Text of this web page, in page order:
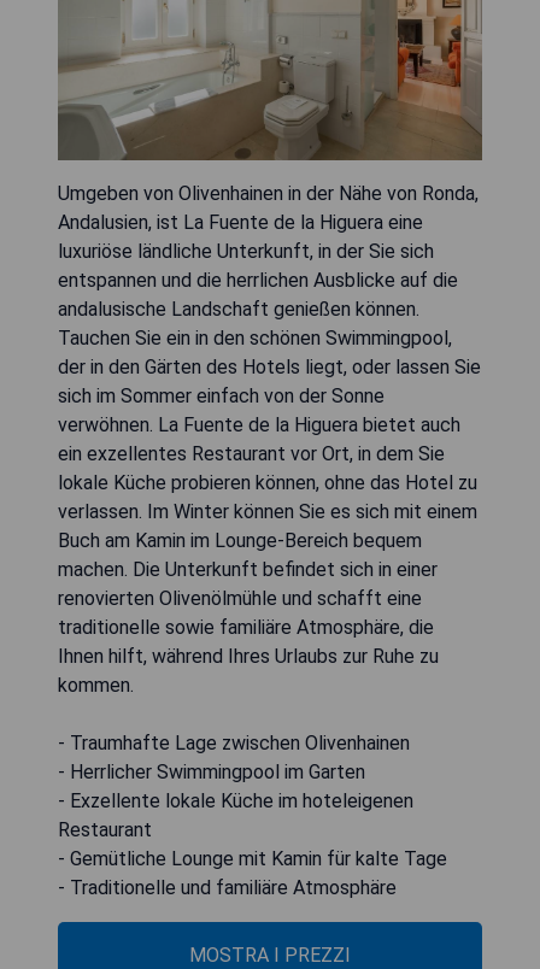
Umgeben von Olivenhainen in der Nähe von Ronda,
Andalusien, ist La Fuente de la Higuera eine
luxuriöse ländliche Unterkunft, in der Sie sich
entspannen und die herrlichen Ausblicke auf die
andalusische Landschaft genießen können.
Tauchen Sie ein in den schönen Swimmingpool,
der in den Gärten des Hotels liegt, oder lassen Sie
sich im Sommer einfach von der Sonne
verwöhnen. La Fuente de la Higuera bietet auch
ein exzellentes Restaurant vor Ort, in dem Sie
lokale Küche probieren können, ohne das Hotel zu
verlassen. Im Winter können Sie es sich mit einem
Buch am Kamin im Lounge-Bereich bequem
machen. Die Unterkunft befindet sich in einer
renovierten Olivenölmühle und schafft eine
traditionelle sowie familiäre Atmosphäre, die
Ihnen hilft, während Ihres Urlaubs zur Ruhe zu
kommen.
- Traumhafte Lage zwischen Olivenhainen
- Herrlicher Swimmingpool im Garten
- Exzellente lokale Küche im hoteleigenen
Restaurant
- Gemütliche Lounge mit Kamin für kalte Tage
- Traditionelle und familiäre Atmosphäre
MOSTRA I PREZZI